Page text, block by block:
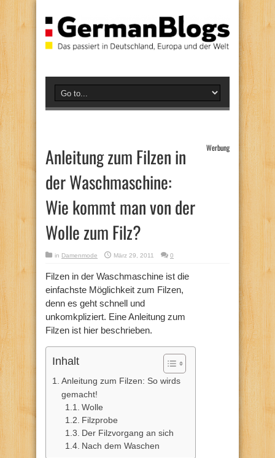
Anleitung zum Filzen in
der Waschmaschine:
Wie kommt man von der
Wolle zum Filz?
Werbung
in Damenmode März 29, 2011 0
Filzen in der Waschmaschine ist die
einfachste Möglichkeit zum Filzen,
denn es geht schnell und
unkomkpliziert. Eine Anleitung zum
Filzen ist hier beschrieben.
Inhalt
Anleitung zum Filzen: So wirds
gemacht!
Wolle
Filzprobe
Der Filzvorgang an sich
Nach dem Waschen